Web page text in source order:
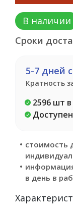
В наличии
Сроки
5-7 дней
Кратность
2596 шт
стоимость
в день в